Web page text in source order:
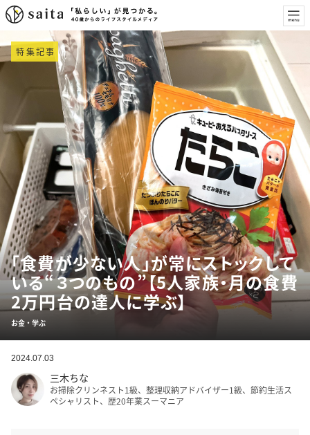
特集記事
「食費が少ない人」が常にストックして
いる“３つのもの”【5人家族・月の食費
2万円台の達人に学ぶ】
お金・学ぶ
2024.07.03
三木ちな
お掃除クリンネスト1級、整理収納アドバイザー1級、節約生活ス
ペシャリスト、歴20年業スーマニア